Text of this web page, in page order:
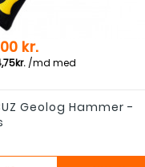
kr.
Geolog Hammer -